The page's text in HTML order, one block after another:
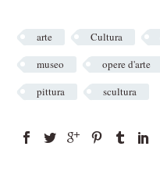
arte Cultura
museo
opere d'arte
pittura
scultura